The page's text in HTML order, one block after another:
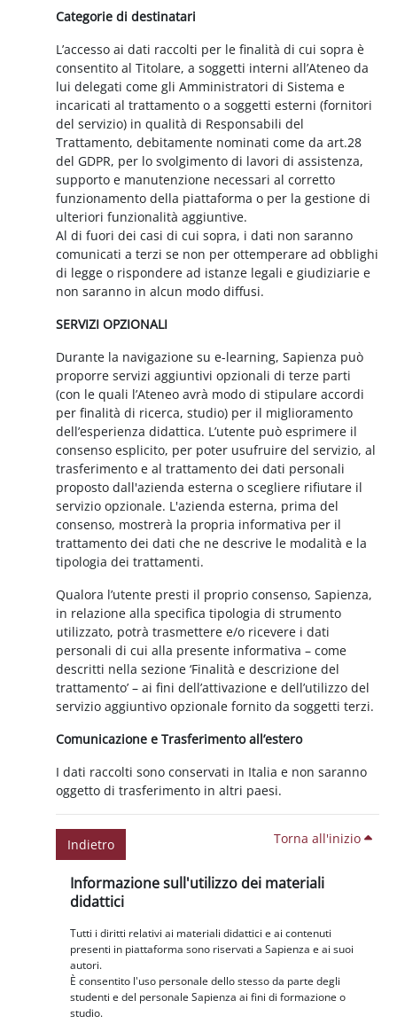
Categorie di destinatari
L’accesso ai dati raccolti per le finalità di cui sopra è
consentito al Titolare, a soggetti interni all’Ateneo da
lui delegati come gli Amministratori di Sistema e
incaricati al trattamento o a soggetti esterni (fornitori
del servizio) in qualità di Responsabili del
Trattamento, debitamente nominati come da art.28
del GDPR, per lo svolgimento di lavori di assistenza,
supporto e manutenzione necessari al corretto
funzionamento della piattaforma o per la gestione di
ulteriori funzionalità aggiuntive.
Al di fuori dei casi di cui sopra, i dati non saranno
comunicati a terzi se non per ottemperare ad obblighi
di legge o rispondere ad istanze legali e giudiziarie e
non saranno in alcun modo diffusi.
SERVIZI OPZIONALI
Durante la navigazione su e-learning, Sapienza può
proporre servizi aggiuntivi opzionali di terze parti
(con le quali l’Ateneo avrà modo di stipulare accordi
per finalità di ricerca, studio) per il miglioramento
dell’esperienza didattica. L’utente può esprimere il
consenso esplicito, per poter usufruire del servizio, al
trasferimento e al trattamento dei dati personali
proposto dall'azienda esterna o scegliere rifiutare il
servizio opzionale. L'azienda esterna, prima del
consenso, mostrerà la propria informativa per il
trattamento dei dati che ne descrive le modalità e la
tipologia dei trattamenti.
Qualora l’utente presti il proprio consenso, Sapienza,
in relazione alla specifica tipologia di strumento
utilizzato, potrà trasmettere e/o ricevere i dati
personali di cui alla presente informativa – come
descritti nella sezione ‘Finalità e descrizione del
trattamento’ – ai fini dell’attivazione e dell’utilizzo del
servizio aggiuntivo opzionale fornito da soggetti terzi.
Comunicazione e Trasferimento all’estero
I dati raccolti sono conservati in Italia e non saranno
oggetto di trasferimento in altri paesi.
Indietro Torna all'inizio
Blocchi
Informazione sull'utilizzo dei materiali
didattici
Tutti i diritti relativi ai materiali didattici e ai contenuti
presenti in piattaforma sono riservati a Sapienza e ai suoi
autori.
È consentito l'uso personale dello stesso da parte degli
studenti e del personale Sapienza ai fini di formazione o
studio.